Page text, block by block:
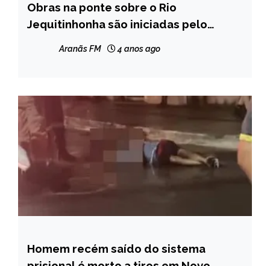
CAPELINHA
MINAS
Obras na ponte sobre o Rio
Jequitinhonha são iniciadas pelo
Aranãs FM 4 anos ago
MINAS
GERAIS
Homem recém saído do sistema